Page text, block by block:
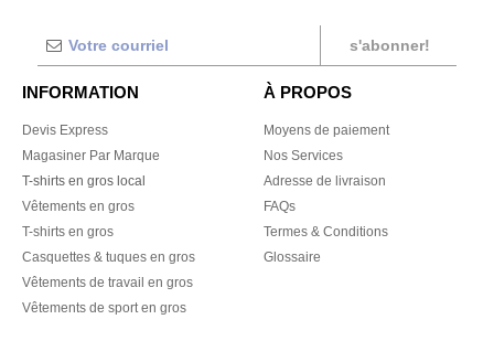
s'abonner!
INFORMATION
Devis Express
Magasiner Par Marque
T-shirts en gros local
Vêtements en gros
T-shirts en gros
Casquettes & tuques en gros
Vêtements de travail en gros
Vêtements de sport en gros
À PROPOS
Moyens de paiement
Nos Services
Adresse de livraison
FAQs
Termes & Conditions
Glossaire